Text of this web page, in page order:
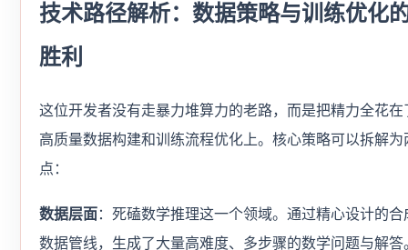
技术路径解析：数据策略与训练优化
胜利
这位开发者没有走暴力堆算力的老路，而是把精力全花在
高质量数据构建和训练流程优化上。核心策略可以拆解为
点：
数据层面：死磕数学推理这一个领域。通过精心设计的合
数据管线，生成了大量高难度、多步骤的数学问题与解答